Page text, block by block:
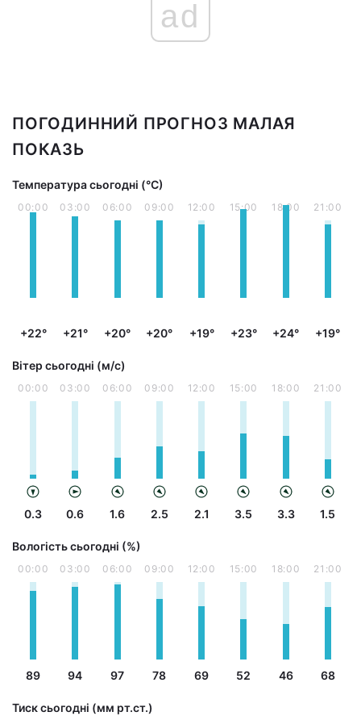
ad
ПОГОДИННИЙ ПРОГНОЗ МАЛАЯ
ПОКАЗЬ
Температура сьогодні (°С)
00:00
+22°
03:00
+21°
06:00
+20°
09:00
+20°
12:00
+19°
15:00
+23°
18:00
+24°
21:00
+19°
Вітер сьогодні (м/с)
00:00
0.3
03:00
0.6
06:00
1.6
09:00
2.5
12:00
2.1
15:00
3.5
18:00
3.3
21:00
1.5
Вологість сьогодні (%)
00:00
89
03:00
94
06:00
97
09:00
78
12:00
69
15:00
52
18:00
46
21:00
68
Тиск сьогодні (мм рт.ст.)